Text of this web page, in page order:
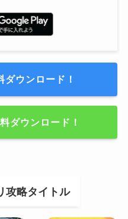
ウンロード！
ダウンロード！
攻略タイトル